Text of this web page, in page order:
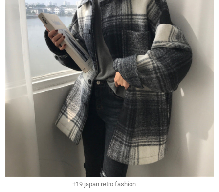
+19 japan retro fashion –